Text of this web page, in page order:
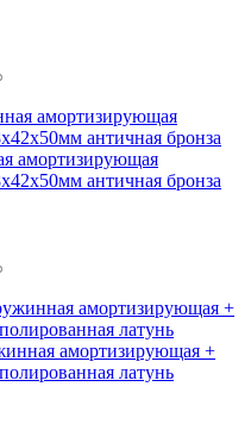
амортизирующая
античная бронза
амортизирующая +
латунь